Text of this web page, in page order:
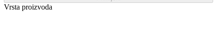
Vrsta proizvoda